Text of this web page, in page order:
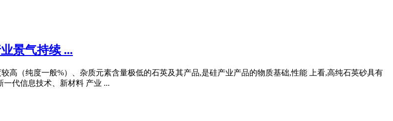
景气持续 ...
高（纯度一般%）、杂质元素含量极低的石英及其产品,是硅产业产品的物质基础,性能 上看,高纯石英砂具有
代信息技术、新材料 产业 ...